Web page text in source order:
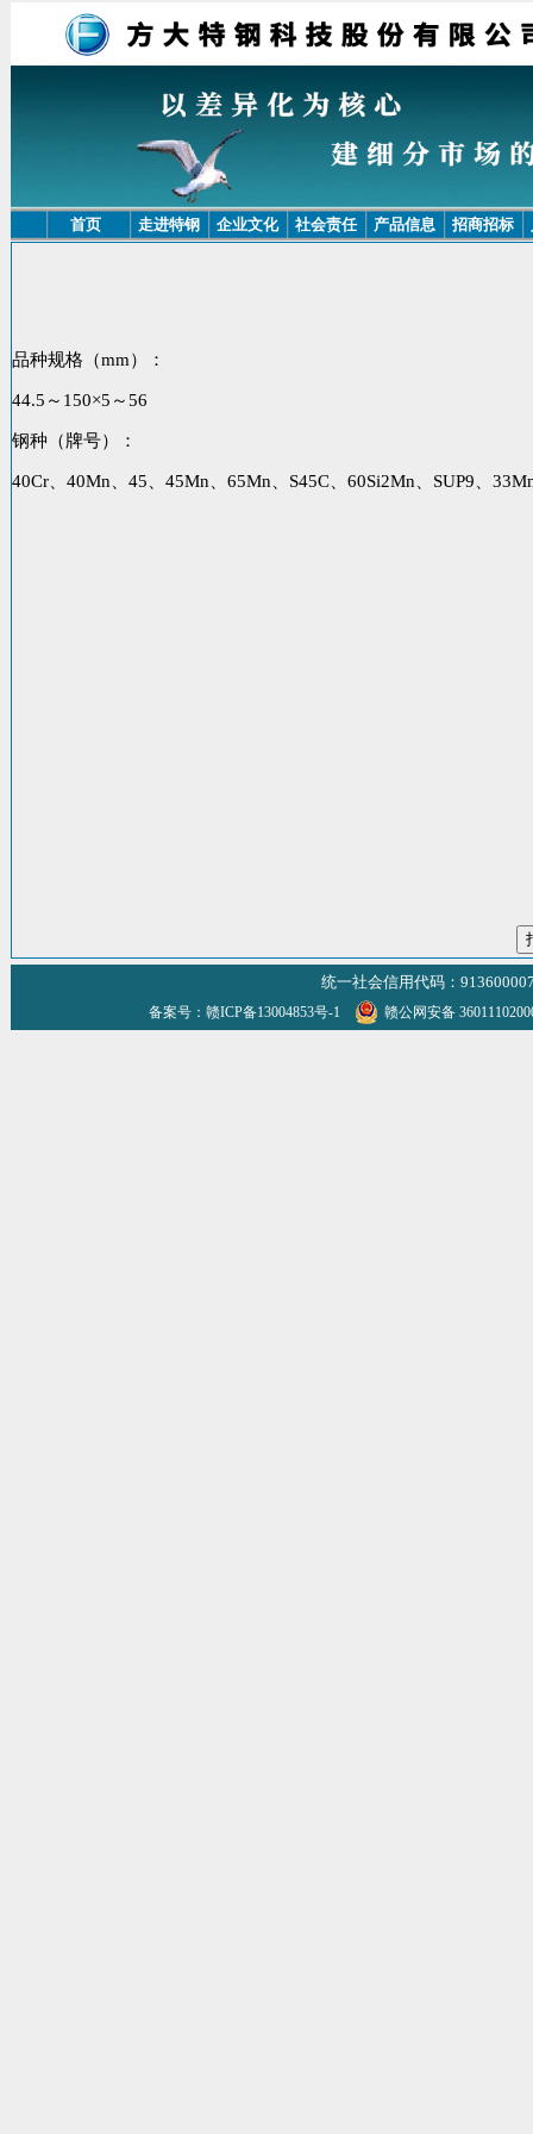
首页 走进特钢 企业文化 社会责任 产品信息 招商招标
品种规格（mm）：
44.5～150×5～56
钢种（牌号）：
40Cr、40Mn、45、45Mn、65Mn、S45C、60Si2Mn、SUP9、
统一社会信用代码：
备案号：赣ICP备13004853号-1 赣公网安备